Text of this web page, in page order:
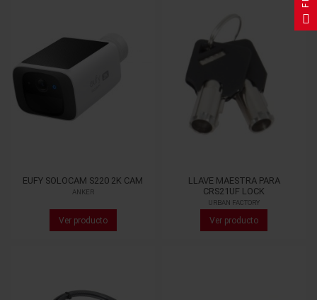
EUFY SOLOCAM S220 2K CAM
ANKER
Ver producto
LLAVE MAESTRA PARA
CRS21UF LOCK
URBAN FACTORY
Ver producto